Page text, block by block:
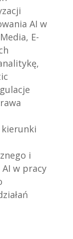
AI w
E-
kierunki
i
w pracy